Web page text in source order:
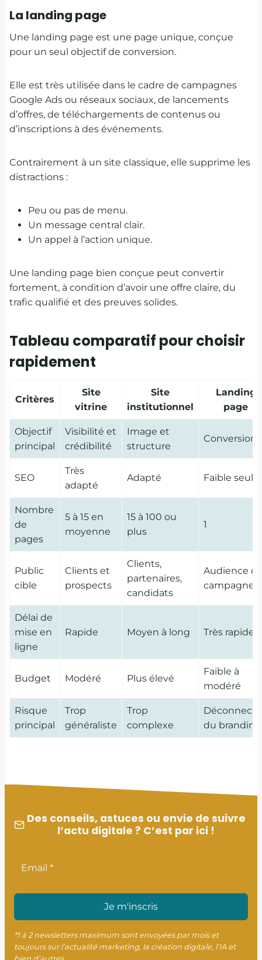
La landing page
Une landing page est une page unique, conçue
pour un seul objectif de conversion.
Elle est très utilisée dans le cadre de campagnes
Google Ads ou réseaux sociaux, de lancements
d’offres, de téléchargements de contenus ou
d’inscriptions à des événements.
Contrairement à un site classique, elle supprime les
distractions :
Peu ou pas de menu.
Un message central clair.
Un appel à l’action unique.
Une landing page bien conçue peut convertir
fortement, à condition d’avoir une offre claire, du
trafic qualifié et des preuves solides.
Tableau comparatif pour choisir
rapidement
Critères
Site
vitrine
Site
institutionnel
Landing
page
Objectif
principal
Visibilité et
crédibilité
Image et
structure
Conversion
SEO
Très
adapté
Adapté Faible seul
Nombre
de
pages
5 à 15 en
moyenne
15 à 100 ou
plus
1
Public
cible
Clients et
prospects
Clients,
partenaires,
candidats
Audience
campagne
Délai de
mise en
ligne
Rapide Moyen à long Très rapide
Budget Modéré Plus élevé
Faible à
modéré
Risque
principal
Trop
généraliste
Trop
complexe
du branding
Des conseils, astuces ou envie de suivre
l’actu digitale ? C’est par ici !
Je m'inscris
*1 à 2 newsletters maximum sont envoyées par mois et
toujours sur l’actualité marketing, la création digitale, l’IA et